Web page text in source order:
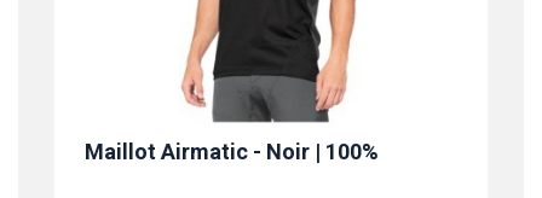
Maillot Airmatic - Noir | 100%